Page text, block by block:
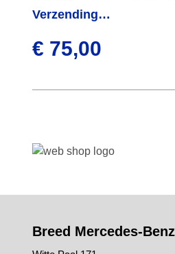
Verzending
€ 75,00
Breed Mercedes-